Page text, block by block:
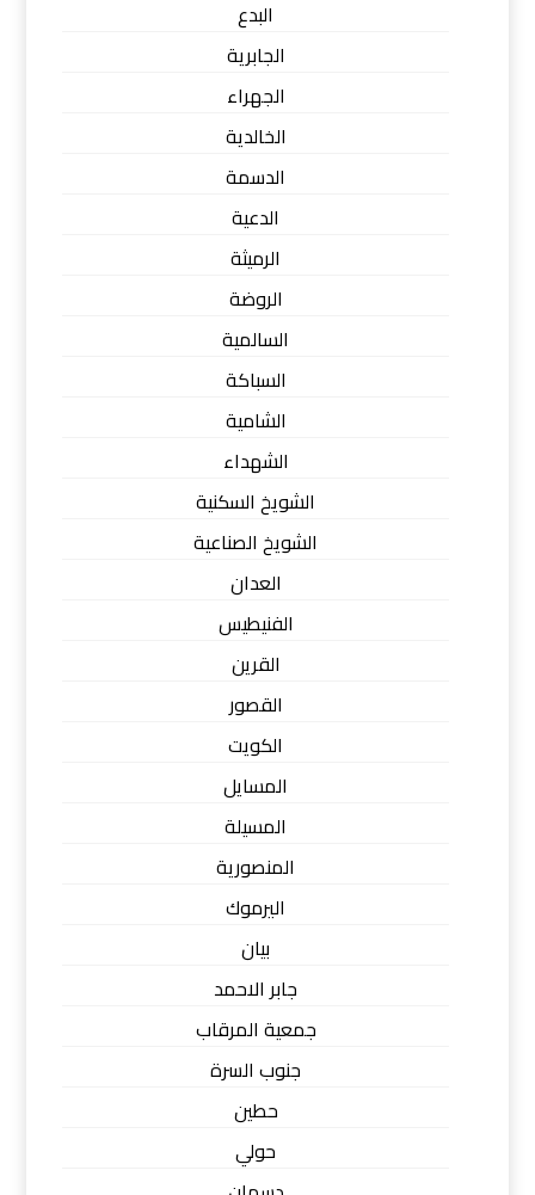
البدع
الجابرية
الجهراء
الخالدية
الدسمة
الدعية
الرميثة
الروضة
السالمية
السباكة
الشامية
الشهداء
الشويخ السكنية
الشويخ الصناعية
العدان
الفنيطيس
القرين
القصور
الكويت
المسايل
المسيلة
المنصورية
اليرموك
بيان
جابر الاحمد
جمعية المرقاب
جنوب السرة
حطين
حولي